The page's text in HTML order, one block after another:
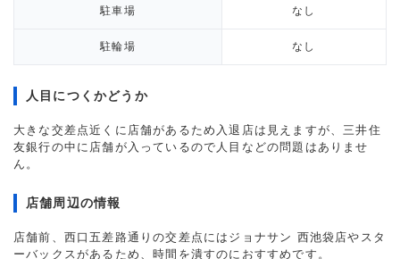
駐車場 なし
駐輪場 なし
人目につくかどうか
大きな交差点近くに店舗があるため入退店は見えますが、三井住
友銀行の中に店舗が入っているので人目などの問題はありませ
ん。
店舗周辺の情報
店舗前、西口五差路通りの交差点にはジョナサン 西池袋店やスタ
ーバックスがあるため、時間を潰すのにおすすめです。